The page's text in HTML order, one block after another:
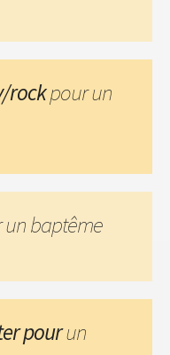
rockpour un
un baptême
pourun